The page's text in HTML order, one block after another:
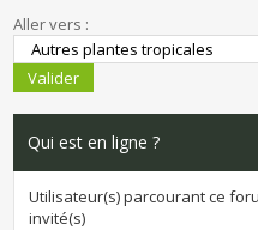
Aller vers :
Qui est en ligne ?
Utilisateur(s) parcourant ce
invité(s)